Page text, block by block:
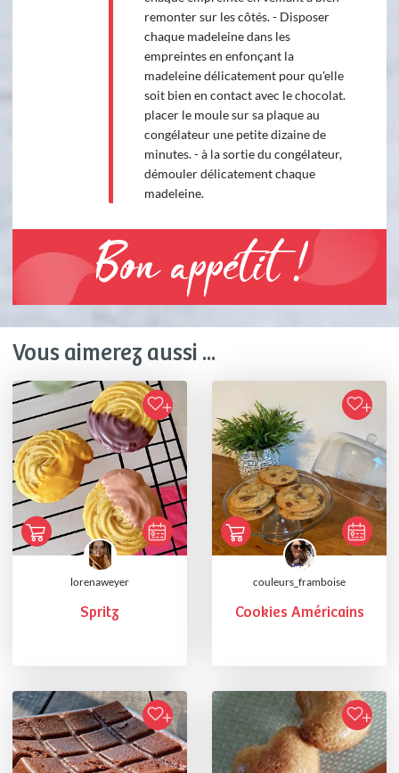
remonter sur les côtés. - Disposer
chaque madeleine dans les
empreintes en enfonçant la
madeleine délicatement pour qu'elle
soit bien en contact avec le chocolat.
placer le moule sur sa plaque au
congélateur une petite dizaine de
minutes. - à la sortie du congélateur,
démouler délicatement chaque
madeleine.
Bon appétit !
Vous aimerez aussi ...
lorenaweyer
Spritz
couleurs_framboise
Cookies Américains